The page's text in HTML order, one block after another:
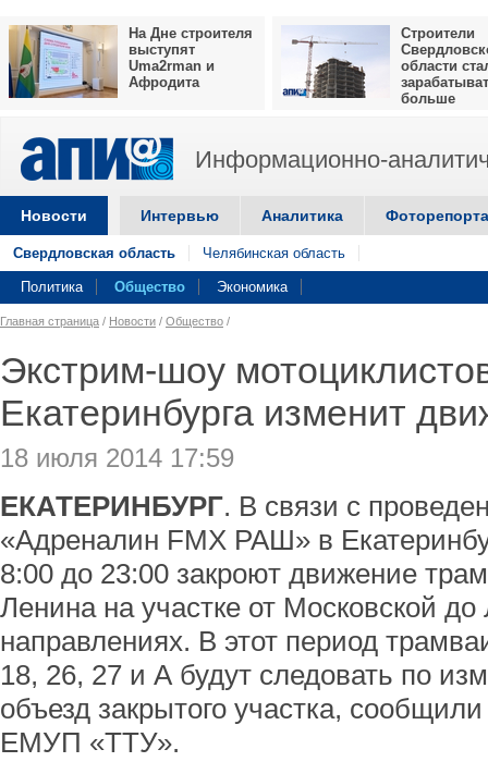
На Дне строителя
выступят
Uma2rman и
Афродита
Строители
области
больше
Информационно-
Новости Интервью Аналитика
Свердловская область Челябинская область
Политика Общество Экономика
Главная страница / Новости / Общество /
Экстрим-шоу
Екатеринбурга изменит
18 июля 2014 17:59
ЕКАТЕРИНБУРГ. В связи с
«Адреналин FMX РАШ» в
8:00 до 23:00 закроют движение
Ленина на участке от Московской до
направлениях. В этот период
18, 26, 27 и А будут следовать по
объезд закрытого участка,
ЕМУП «ТТУ».